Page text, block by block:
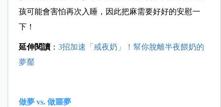
孩可能會害怕再次入睡，因此把麻需要好好的安慰一
下！
延伸閱讀： 3招加速「戒夜奶」！幫你脫離半夜餵奶的
夢靨
做夢 vs. 做噩夢